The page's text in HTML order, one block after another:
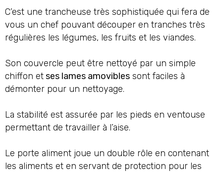
C’est une trancheuse très sophistiquée qui fera de
vous un chef pouvant découper en tranches très
régulières les légumes, les fruits et les viandes.
Son couvercle peut être nettoyé par un simple
chiffon etses lames amovibles sont faciles à
démonter pour un nettoyage.
La stabilité est assurée par les pieds en ventouse
permettant de travailler à l’aise.
Le porte aliment joue un double rôle en contenant
les aliments et en servant de protection pour les